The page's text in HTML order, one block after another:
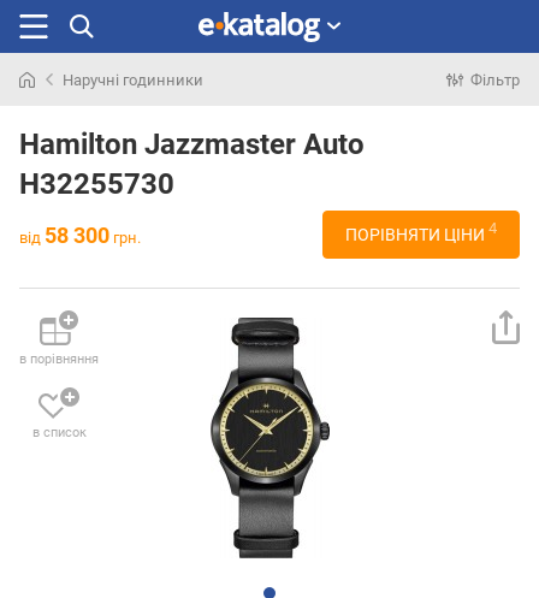
раніше
Наручні годинники Фільтр
Hamilton Jazzmaster Auto
H32255730
від 58 300 грн. ПОРІВНЯТИ ЦІНИ 4
в порівняння
в список